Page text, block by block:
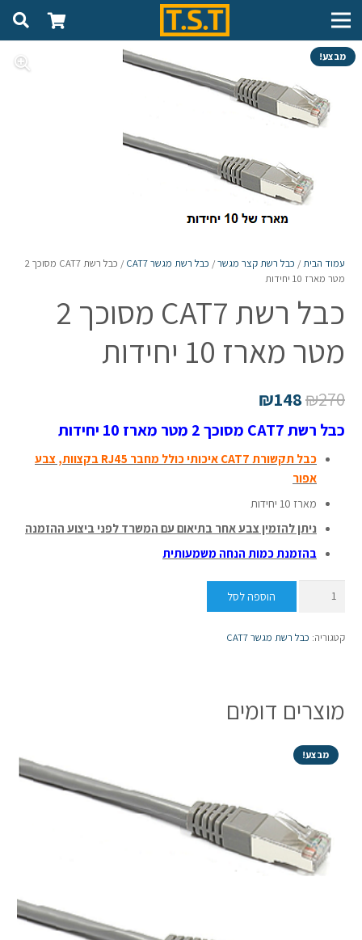
מבצע!
עמוד הבית/ כבל רשת קצר מגשר/ כבל רשת מגשר CAT7
/ כבל רשת CAT7 מסוכך 2
מטר מארז 10 יחידות
כבל רשת CAT7 מסוכך 2
מטר מארז 10 יחידות
₪270
₪148
כבל רשת CAT7 מסוכך 2 מטר מארז 10 יחידות
כב
ל תקשורת CAT7 איכותי כולל מחבר RJ45 בקצוות, צבע
אפור
מארז 10 יחידות
ניתן להזמין צבע אחר בתיאום עם המשרד לפני ביצוע ההזמנה
בהזמנת כמות הנחה משמעותית
כמות
רשת
2
מארז
10
הוספה לסל
קטגוריה: כבל רשת מגשר CAT7
מוצרים דומים
מבצע!